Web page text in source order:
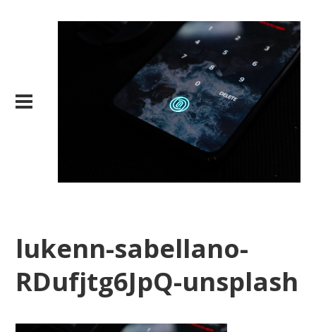
lukenn-sabellano-
RDufjtg6JpQ-unsplash